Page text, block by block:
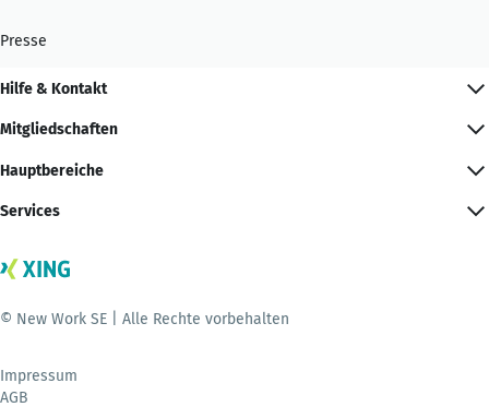
Presse
Hilfe & Kontakt
Mitgliedschaften
Hauptbereiche
Services
© New Work SE | Alle Rechte vorbehalten
Impressum
AGB